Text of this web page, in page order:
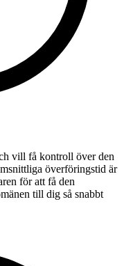
vill få kontroll över den
överföringstid är
för att få den
till dig så snabbt